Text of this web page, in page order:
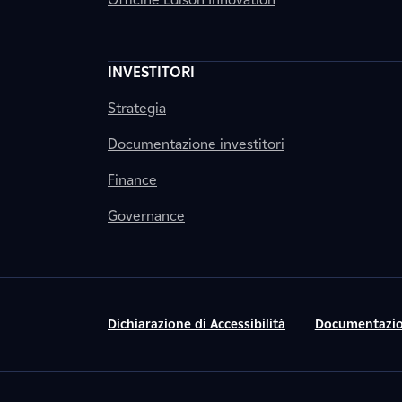
INVESTITORI
Strategia
Documentazione investitori
Finance
Governance
Dichiarazione di Accessibilità